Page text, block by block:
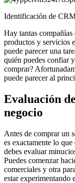
Identificación de
Hay tantas
productos y servicios
puede parecer una
quién puedes confiar
comprar?
puede parecer al
Evaluación
negocio
Antes de comprar un
es exactamente lo
debes evaluar
Puedes comenzar
comerciales y otra
estar experimentando